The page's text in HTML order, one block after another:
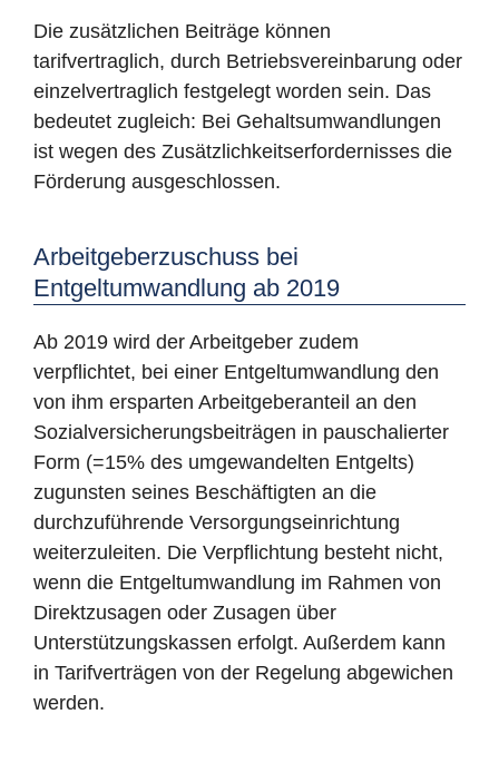
Die zusätzlichen Beiträge können
tarifvertraglich, durch Betriebsvereinbarung oder
einzelvertraglich festgelegt worden sein. Das
bedeutet zugleich: Bei Gehaltsumwandlungen
ist wegen des Zusätzlichkeitserfordernisses die
Förderung ausgeschlossen.
Arbeitgeberzuschuss bei
Entgeltumwandlung ab 2019
Ab 2019 wird der Arbeitgeber zudem
verpflichtet, bei einer Entgeltumwandlung den
von ihm ersparten Arbeitgeberanteil an den
Sozialversicherungsbeiträgen in pauschalierter
Form (=15% des umgewandelten Entgelts)
zugunsten seines Beschäftigten an die
durchzuführende Versorgungseinrichtung
weiterzuleiten. Die Verpflichtung besteht nicht,
wenn die Entgeltumwandlung im Rahmen von
Direktzusagen oder Zusagen über
Unterstützungskassen erfolgt. Außerdem kann
in Tarifverträgen von der Regelung abgewichen
werden.